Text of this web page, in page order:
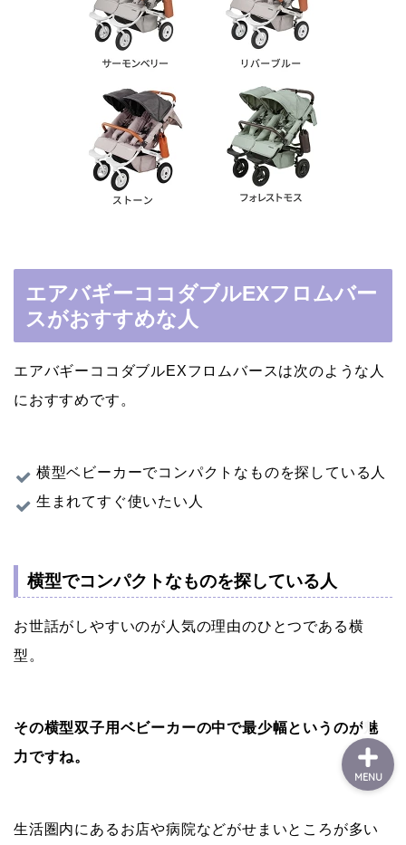
エアバギーココダブルEXフロムバー
スがおすすめな人
エアバギーココダブルEXフロムバースは次のような人
におすすめです。
横型ベビーカーでコンパクトなものを探している人
生まれてすぐ使いたい人
横型でコンパクトなものを探している人
お世話がしやすいのが人気の理由のひとつである横
型。
その横型双子用ベビーカーの中で最少幅というのが魅
力ですね。
生活圏内にあるお店や病院などがせまいところが多い
MENU